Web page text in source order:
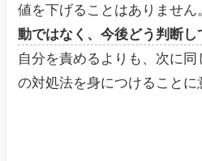
値を下げることはありません
動ではなく、今後どう判断し
自分を責めるよりも、次に
の対処法を身につけることに